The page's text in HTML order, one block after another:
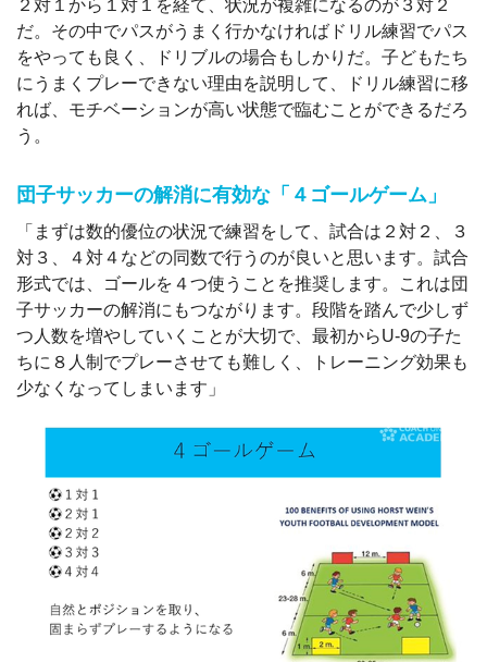
２対１から１対１を経て、状況が複雑になるのが３対２
だ。その中でパスがうまく行かなければドリル練習でパス
をやっても良く、ドリブルの場合もしかりだ。子どもたち
にうまくプレーできない理由を説明して、ドリル練習に移
れば、モチベーションが高い状態で臨むことができるだろ
う。
団子サッカーの解消に有効な「４ゴールゲーム」
「まずは数的優位の状況で練習をして、試合は２対２、３
対３、４対４などの同数で行うのが良いと思います。試合
形式では、ゴールを４つ使うことを推奨します。これは団
子サッカーの解消にもつながります。段階を踏んで少しず
つ人数を増やしていくことが大切で、最初からU-9の子た
ちに８人制でプレーさせても難しく、トレーニング効果も
少なくなってしまいます」